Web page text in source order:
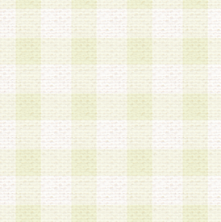
2.当社は、会員個人を識
会員情報を本人の承諾な
人を識別できる情報につ
社は事前に会員本人の同意
3.前項の定めに拘わらず、
意を 得ることなく、会員
づき選定した委託業者に
できるものとします。な
契約を締結しこれを遵守
の注意をもって当該情報